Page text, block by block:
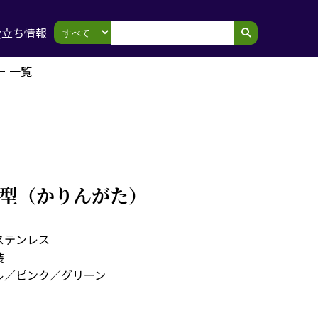
ち情報
一覧
（かりんがた）
ンレス
ピンク／グリーン